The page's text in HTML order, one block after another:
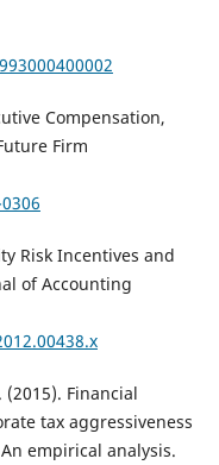
Compensation,
Firm
Risk Incentives and
of Accounting
(2015). Financial
tax aggressiveness
empirical analysis.